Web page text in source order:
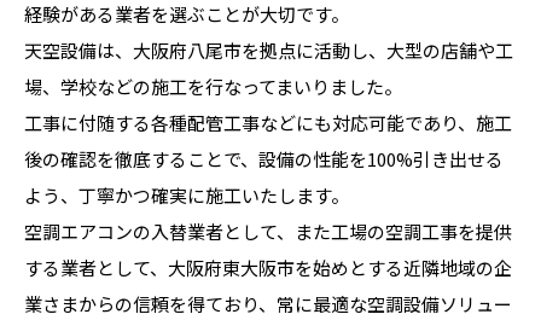
経験がある業者を選ぶことが大切です。
天空設備は、大阪府八尾市を拠点に活動し、大型の店舗や工
場、学校などの施工を行なってまいりました。
工事に付随する各種配管工事などにも対応可能であり、施工
後の確認を徹底することで、設備の性能を100%引き出せる
よう、丁寧かつ確実に施工いたします。
空調エアコンの入替業者として、また工場の空調工事を提供
する業者として、大阪府東大阪市を始めとする近隣地域の企
業さまからの信頼を得ており、常に最適な空調設備ソリュー